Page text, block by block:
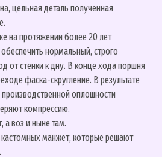
цельная деталь полученная
на протяжении более 20 лет
нормальный, строго
от стенки к дну. В конце хода поршня
фаска-скругление. В результате
оплошности
компрессию.
а воз и ныне там.
манжет, которые решают